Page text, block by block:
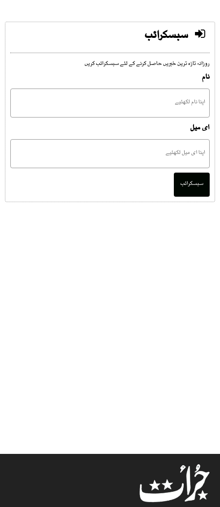
سبسکرائب
روزانہ تازہ ترین خبریں حاصل کرنے کے لئے سبسکرائب کریں
نام
ای میل
سبسکرائب